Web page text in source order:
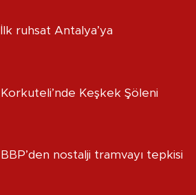
İlk ruhsat Antalya’ya
Korkuteli’nde Keşkek Şöleni
BBP’den nostalji tramvayı tepkisi